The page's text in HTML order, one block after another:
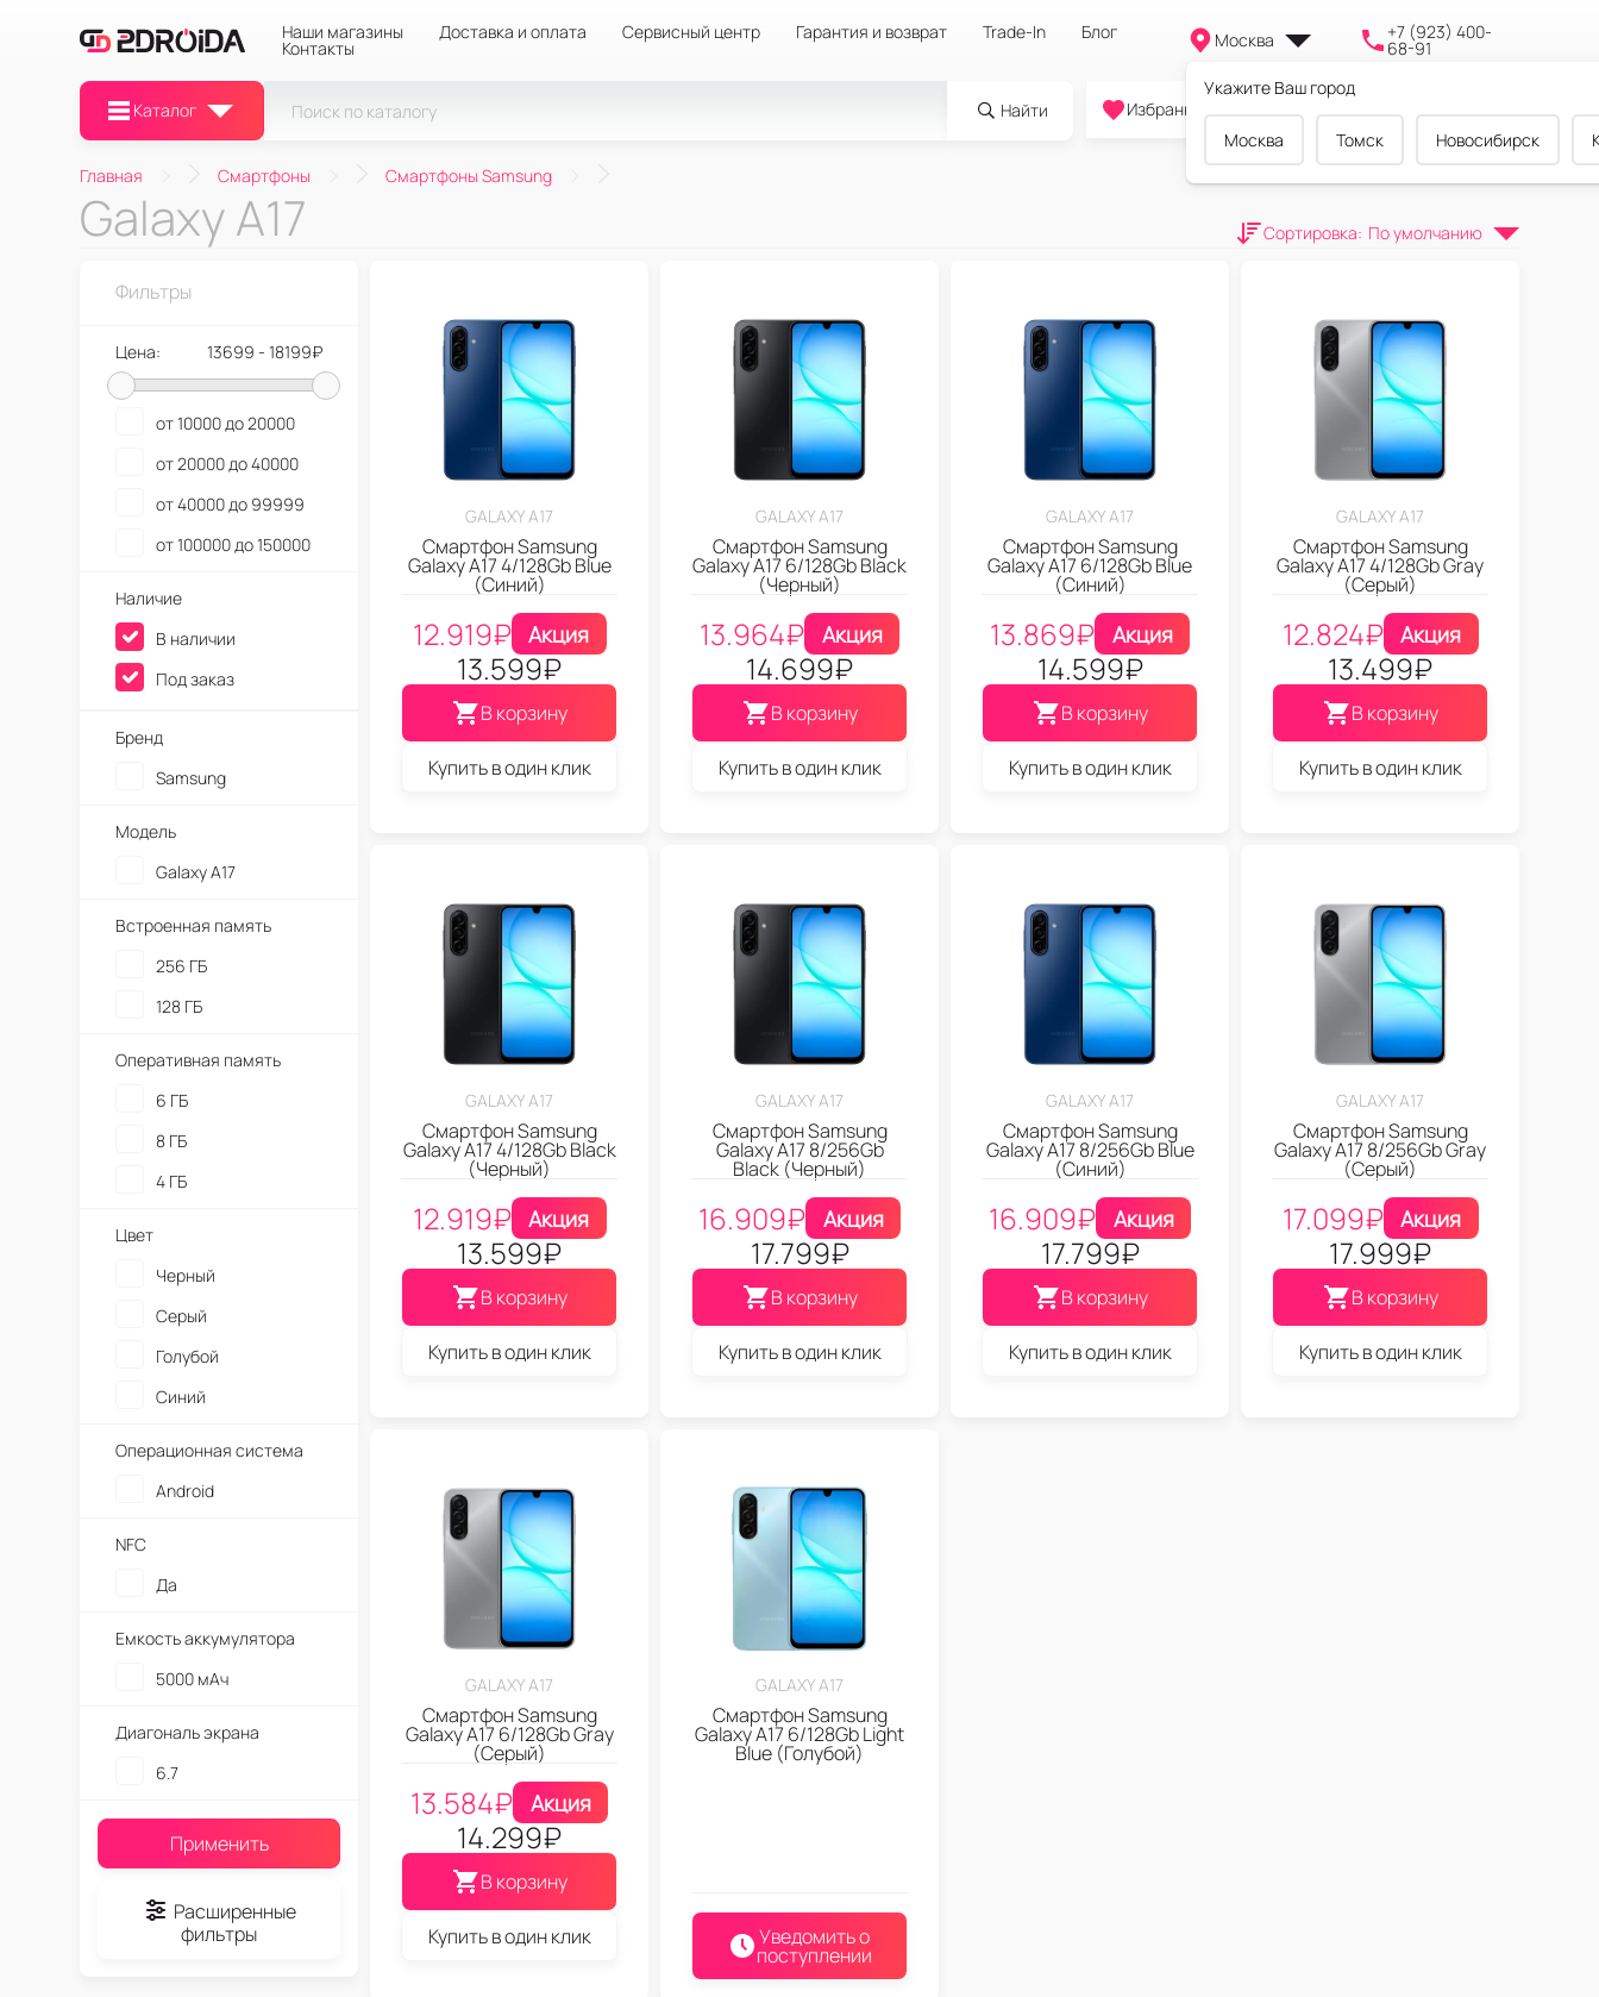
Наши магазины Доставка и оплата Сервисный центр Гарантия и возврат Trade-In Блог
Контакты Москва
Укажите Ваш город
Москва Томск Новосибирск
+7 (923) 400-
68-91
Каталог Найти
0
Избранное Cравнение Корзина
Главная Смартфоны Смартфоны Samsung
Galaxy A17 Сортировка: По умолчанию
GALAXY A17
Смартфон Samsung
Galaxy A17 4/128Gb Blue
(Синий)
12.919₽ Акция
13.599₽
В корзину
Купить в один клик
GALAXY A17
Смартфон Samsung
Galaxy A17 6/128Gb Black
(Черный)
13.964₽ Акция
14.699₽
В корзину
Купить в один клик
GALAXY A17
Смартфон Samsung
Galaxy A17 6/128Gb Blue
(Синий)
13.869₽ Акция
14.599₽
В корзину
Купить в один клик
GALAXY A17
Смартфон Samsung
Galaxy A17 4/128Gb Gray
(Серый)
12.824₽ Акция
13.499₽
В корзину
Купить в один клик
GALAXY A17
Смартфон Samsung
Galaxy A17 4/128Gb Black
(Черный)
12.919₽ Акция
13.599₽
В корзину
Купить в один клик
GALAXY A17
Смартфон Samsung
Galaxy A17 8/256Gb
Black (Черный)
16.909₽ Акция
17.799₽
В корзину
Купить в один клик
GALAXY A17
Смартфон Samsung
Galaxy A17 8/256Gb Blue
(Синий)
16.909₽ Акция
17.799₽
В корзину
Купить в один клик
GALAXY A17
Смартфон Samsung
Galaxy A17 8/256Gb Gray
(Серый)
17.099₽ Акция
17.999₽
В корзину
Купить в один клик
GALAXY A17
Смартфон Samsung
Galaxy A17 6/128Gb Gray
(Серый)
13.584₽ Акция
14.299₽
В корзину
Купить в один клик
GALAXY A17
Смартфон Samsung
Galaxy A17 6/128Gb Light
Blue (Голубой)
Уведомить о
поступлении
Фильтры
Цена: 13699 - 18199₽
от 10000 до 20000
от 20000 до 40000
от 40000 до 99999
от 100000 до 150000
Наличие
В наличии
Под заказ
Бренд
Samsung
Модель
Galaxy A17
Встроенная память
256 ГБ
128 ГБ
Оперативная память
6 ГБ
8 ГБ
4 ГБ
Цвет
Черный
Серый
Голубой
Синий
Операционная система
Android
NFC
Да
Емкость аккумулятора
5000 мАч
Диагональ экрана
6.7
Применить
Расширенные
фильтры